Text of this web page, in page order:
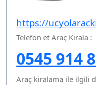
https://
Telefon et Araç Kirala :
0545 914
Araç kiralama ile ilgili